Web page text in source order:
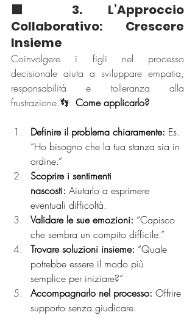
🟩 3. L’Approccio
Collaborativo: Crescere
Insieme
Coinvolgere i figli nel processo
decisionale aiuta a sviluppare empatia,
responsabilità e tolleranza alla
frustrazione.👣 Come applicarlo?
Definire il problema chiaramente: Es.
“Ho bisogno che la tua stanza sia in
ordine.”
Scoprire i sentimenti
nascosti: Aiutarlo a esprimere
eventuali difficoltà.
Validare le sue emozioni: “Capisco
che sembra un compito difficile.”
Trovare soluzioni insieme: “Quale
potrebbe essere il modo più
semplice per iniziare?”
Accompagnarlo nel processo: Offrire
supporto senza giudicare.